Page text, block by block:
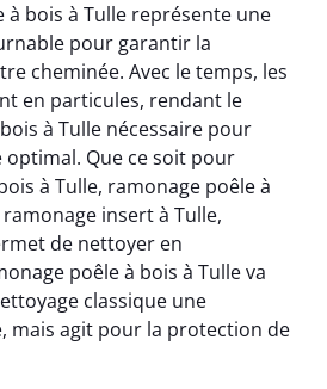
à bois à Tulle représente une
pour garantir la
cheminée. Avec le temps, les
en particules, rendant le
à Tulle nécessaire pour
Que ce soit pour
à Tulle, ramonage poêle à
insert à Tulle,
de nettoyer en
poêle à bois à Tulle va
classique une
mais agit pour la protection de